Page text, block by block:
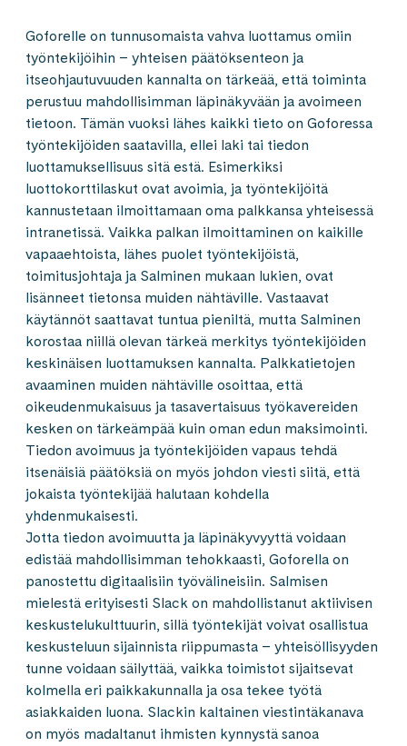
Goforelle on tunnusomaista vahva luottamus omiin
työntekijöihin – yhteisen päätöksenteon ja
itseohjautuvuuden kannalta on tärkeää, että toiminta
perustuu mahdollisimman läpinäkyvään ja avoimeen
tietoon. Tämän vuoksi lähes kaikki tieto on Goforessa
työntekijöiden saatavilla, ellei laki tai tiedon
luottamuksellisuus sitä estä. Esimerkiksi
luottokorttilaskut ovat avoimia, ja työntekijöitä
kannustetaan ilmoittamaan oma palkkansa yhteisessä
intranetissä. Vaikka palkan ilmoittaminen on kaikille
vapaaehtoista, lähes puolet työntekijöistä,
toimitusjohtaja ja Salminen mukaan lukien, ovat
lisänneet tietonsa muiden nähtäville. Vastaavat
käytännöt saattavat tuntua pieniltä, mutta Salminen
korostaa niillä olevan tärkeä merkitys työntekijöiden
keskinäisen luottamuksen kannalta. Palkkatietojen
avaaminen muiden nähtäville osoittaa, että
oikeudenmukaisuus ja tasavertaisuus työkavereiden
kesken on tärkeämpää kuin oman edun maksimointi.
Tiedon avoimuus ja työntekijöiden vapaus tehdä
itsenäisiä päätöksiä on myös johdon viesti siitä, että
jokaista työntekijää halutaan kohdella
yhdenmukaisesti.
Jotta tiedon avoimuutta ja läpinäkyvyyttä voidaan
edistää mahdollisimman tehokkaasti, Goforella on
panostettu digitaalisiin työvälineisiin. Salmisen
mielestä erityisesti Slack on mahdollistanut aktiivisen
keskustelukulttuurin, sillä työntekijät voivat osallistua
keskusteluun sijainnista riippumasta – yhteisöllisyyden
tunne voidaan säilyttää, vaikka toimistot sijaitsevat
kolmella eri paikkakunnalla ja osa tekee työtä
asiakkaiden luona. Slackin kaltainen viestintäkanava
on myös madaltanut ihmisten kynnystä sanoa